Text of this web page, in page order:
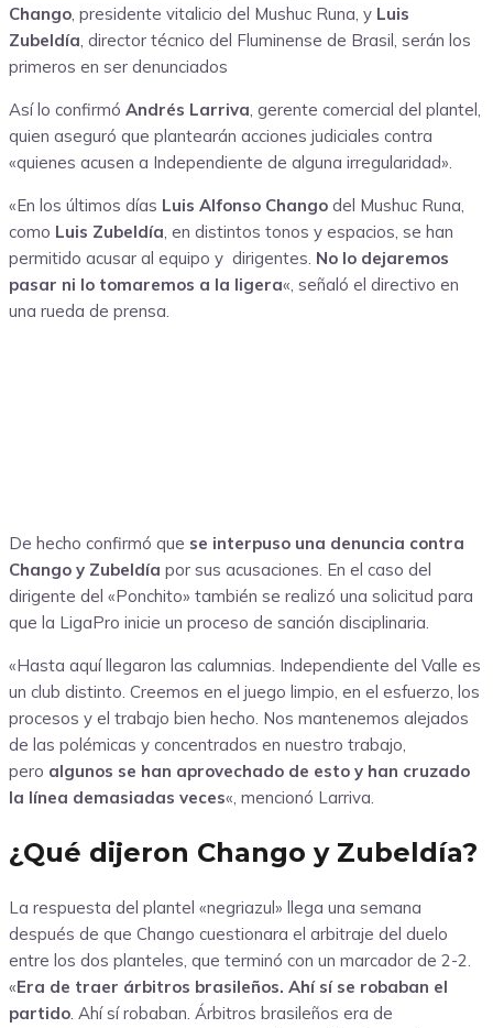
Chango, presidente vitalicio del Mushuc Runa, y Luis
Zubeldía, director técnico del Fluminense de Brasil, serán los
primeros en ser denunciados
Así lo confirmó Andrés Larriva, gerente comercial del plantel,
quien aseguró que plantearán acciones judiciales contra
«quienes acusen a Independiente de alguna irregularidad».
«En los últimos días Luis Alfonso Chango del Mushuc Runa,
como Luis Zubeldía, en distintos tonos y espacios, se han
permitido acusar al equipo y dirigentes. No lo dejaremos
pasar ni lo tomaremos a la ligera«, señaló el directivo en
una rueda de prensa.
De hecho confirmó que se interpuso una denuncia contra
Chango y Zubeldía por sus acusaciones. En el caso del
dirigente del «Ponchito» también se realizó una solicitud para
que la LigaPro inicie un proceso de sanción disciplinaria.
«Hasta aquí llegaron las calumnias. Independiente del Valle es
un club distinto. Creemos en el juego limpio, en el esfuerzo, los
procesos y el trabajo bien hecho. Nos mantenemos alejados
de las polémicas y concentrados en nuestro trabajo,
pero algunos se han aprovechado de esto y han cruzado
la línea demasiadas veces«, mencionó Larriva.
¿Qué dijeron Chango y Zubeldía?
La respuesta del plantel «negriazul» llega una semana
después de que Chango cuestionara el arbitraje del duelo
entre los dos planteles, que terminó con un marcador de 2-2.
«Era de traer árbitros brasileños. Ahí sí se robaban el
partido. Ahí sí robaban. Árbitros brasileños era de